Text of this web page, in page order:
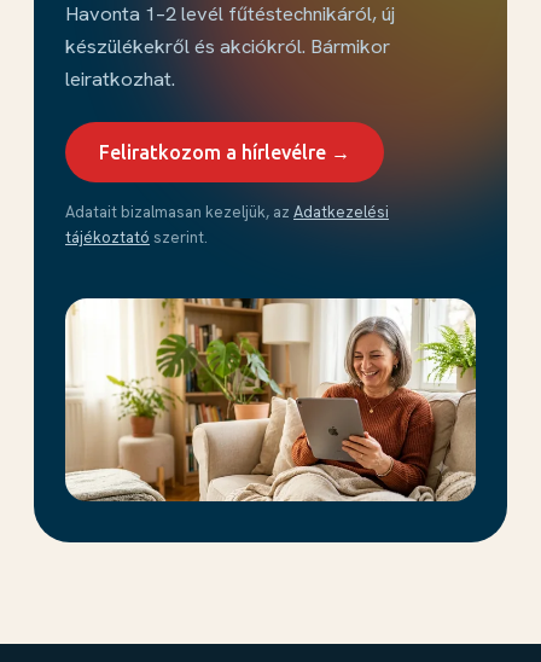
Havonta 1–2 levél fűtéstechnikáról, új
készülékekről és akciókról. Bármikor
leiratkozhat.
Feliratkozom a hírlevélre →
Adatait bizalmasan kezeljük, az Adatkezelési
tájékoztató szerint.